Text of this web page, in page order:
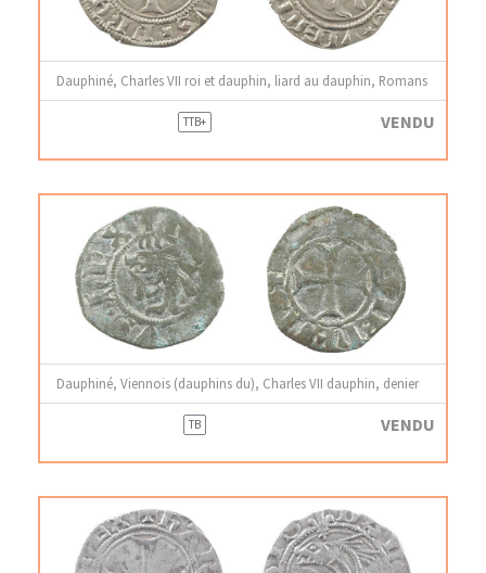
Dauphiné, Charles VII roi et dauphin, liard au dauphin, Romans
TTB+ VENDU
Dauphiné, Viennois (dauphins du), Charles VII dauphin, denier
TB VENDU